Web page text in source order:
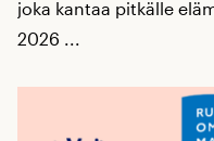
joka kantaa pitkälle
2026 ...